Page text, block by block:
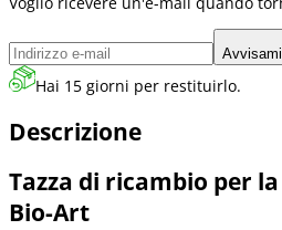
Avvisami
Hai 15 giorni per restituirlo.
Descrizione
Tazza di ricambio per
Bio-Art